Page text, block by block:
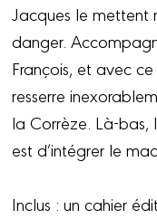
Jacques le mettent
danger.
François, et avec
resserre
la Corrèze. Là-bas,
est d’intégrer le
Inclus : un cahier